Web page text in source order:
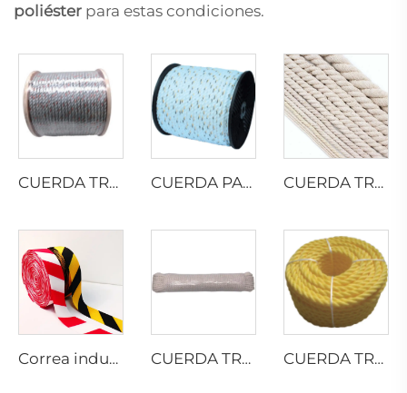
poliéster para estas condiciones.
CUERDA TRENZADA DE PP CON PLOMO CUERDA PARA CAMIONES DE CALIFORNIA CUERDA TRENZADA DE ALGODÓN
Correa industrial CUERDA TRENZADA DE ALGODÓN CUERDA TRENZADA DE MONOFILAMENTO DE PP